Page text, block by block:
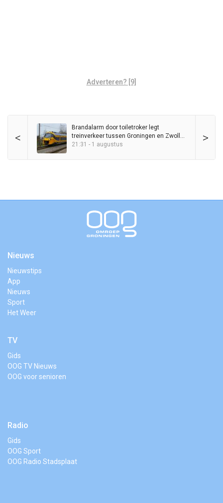
Adverteren? [9]
< >
Brandalarm door toiletroker legt
treinverkeer tussen Groningen en Zwolle
kort stil
21:31 - 1 augustus
Nieuws
Nieuwstips
App
Nieuws
Sport
Het Weer
TV
Gids
OOG TV Nieuws
OOG voor senioren
Radio
Gids
OOG Sport
OOG Radio Stadsplaat